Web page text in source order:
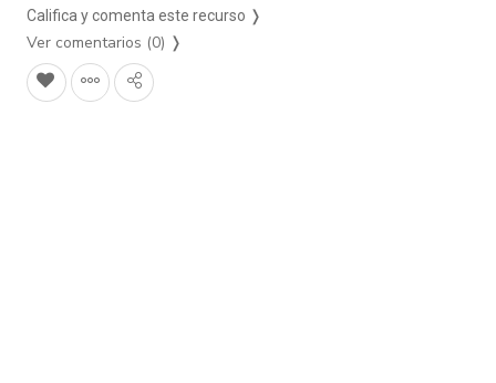
Califica y comenta este recurso ❭
Ver comentarios (0) ❭